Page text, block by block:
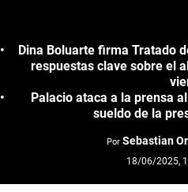
Dina Boluarte firma Tratado
respuestas clave sobre el
Palacio ataca a la prensa
sueldo de la
Por Sebastian
18/06/2025,